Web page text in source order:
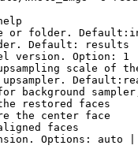
or folder. Default
Default : results
version. Option : 1
scale of
Default
background
restored faces
the center face
faces
Options: auto